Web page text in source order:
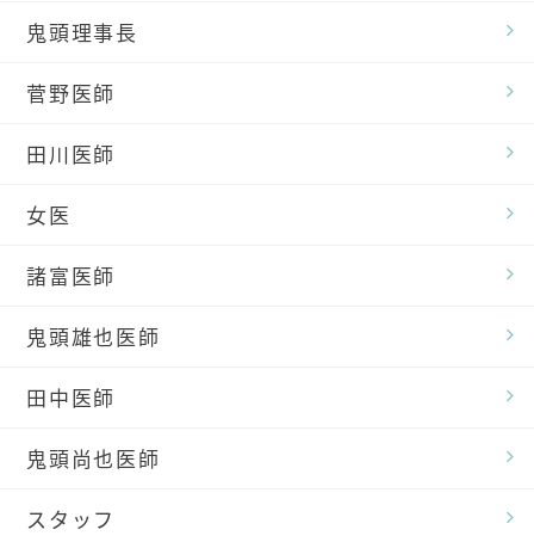
鬼頭理事長
菅野医師
田川医師
女医
諸富医師
鬼頭雄也医師
田中医師
鬼頭尚也医師
スタッフ